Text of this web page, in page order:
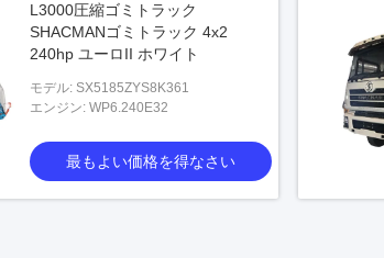
L3000圧縮ゴミトラック
SHACMANゴミトラック 4x2
240hp ユーロII ホワイト
モデル: SX5185ZYS8K361
エンジン: WP6.240E32
最もよい価格を得なさい